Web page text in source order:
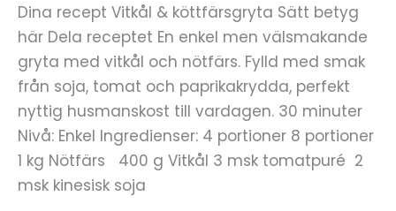
Dina recept Vitkål & köttfärsgryta Sätt betyg
här Dela receptet En enkel men välsmakande
gryta med vitkål och nötfärs. Fylld med smak
från soja, tomat och paprikakrydda, perfekt
nyttig husmanskost till vardagen. 30 minuter
Nivå: Enkel Ingredienser: 4 portioner 8 portioner
1 kg Nötfärs 400 g Vitkål 3 msk tomatpuré 2
msk kinesisk soja